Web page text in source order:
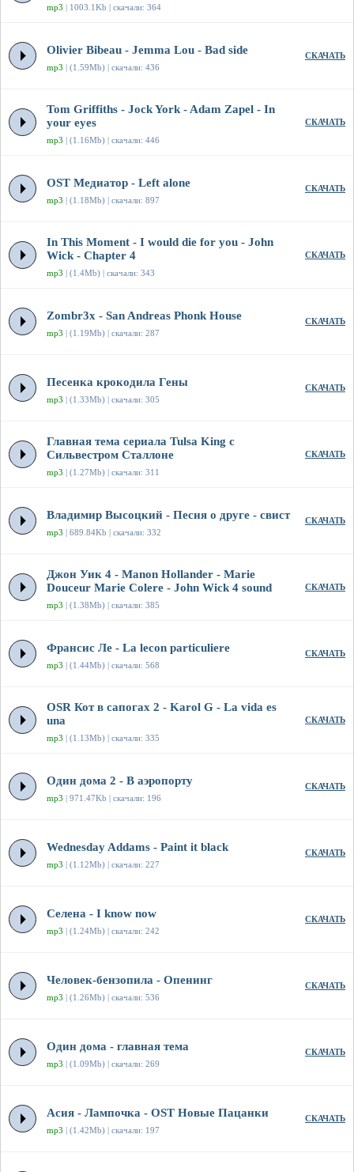
mp3 | 1003.1Kb | скачали: 364
Olivier Bibeau - Jemma Lou - Bad side
mp3 | (1.59Mb) | скачали: 436
СКАЧАТЬ
Tom Griffiths - Jock York - Adam Zapel - In
your eyes
mp3 | (1.16Mb) | скачали: 446
СКАЧАТЬ
OST Медиатор - Left alone
mp3 | (1.18Mb) | скачали: 897
СКАЧАТЬ
In This Moment - I would die for you - John
Wick - Chapter 4
mp3 | (1.4Mb) | скачали: 343
СКАЧАТЬ
Zombr3x - San Andreas Phonk House
mp3 | (1.19Mb) | скачали: 287
СКАЧАТЬ
Песенка крокодила Гены
mp3 | (1.33Mb) | скачали: 305
СКАЧАТЬ
Главная тема сериала Tulsa King с
Сильвестром Сталлоне
mp3 | (1.27Mb) | скачали: 311
СКАЧАТЬ
Владимир Высоцкий - Песня о друге - свист
mp3 | 689.84Kb | скачали: 332
СКАЧАТЬ
Джон Уик 4 - Manon Hollander - Marie
Douceur Marie Colere - John Wick 4 sound
mp3 | (1.38Mb) | скачали: 385
СКАЧАТЬ
Франсис Ле - La lecon particuliere
mp3 | (1.44Mb) | скачали: 568
СКАЧАТЬ
OSR Кот в сапогах 2 - Karol G - La vida es
una
mp3 | (1.13Mb) | скачали: 335
СКАЧАТЬ
Один дома 2 - В аэропорту
mp3 | 971.47Kb | скачали: 196
СКАЧАТЬ
Wednesday Addams - Paint it black
mp3 | (1.12Mb) | скачали: 227
СКАЧАТЬ
Селена - I know now
mp3 | (1.24Mb) | скачали: 242
СКАЧАТЬ
Человек-бензопила - Опенинг
mp3 | (1.26Mb) | скачали: 536
СКАЧАТЬ
Один дома - главная тема
mp3 | (1.09Mb) | скачали: 269
СКАЧАТЬ
Асия - Лампочка - OST Новые Пацанки
mp3 | (1.42Mb) | скачали: 197
СКАЧАТЬ